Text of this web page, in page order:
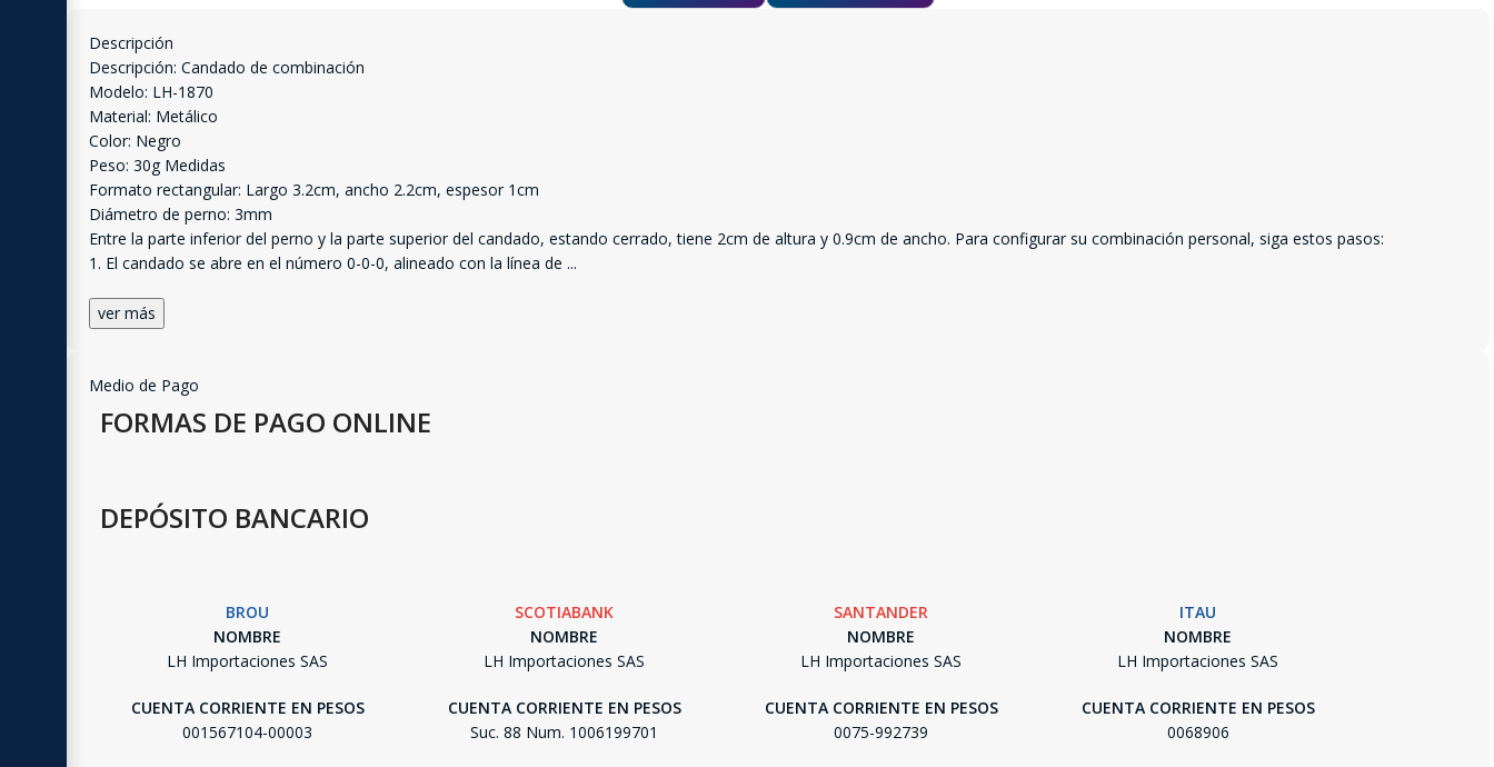
Descripción
Descripción: Candado de combinación
Modelo: LH-1870
Material: Metálico
Color: Negro
Peso: 30g Medidas
Formato rectangular: Largo 3.2cm, ancho 2.2cm, espesor 1cm
Diámetro de perno: 3mm
Entre la parte inferior del perno y la parte superior del candado, estando cerrado, tiene 2cm de altura y 0.9cm de ancho. Para configurar su combinación personal, siga estos pasos:
1. El candado se abre en el número 0-0-0, alineado con la línea de ...
ver más
Medio de Pago
FORMAS DE PAGO ONLINE
DEPÓSITO BANCARIO
BROU
NOMBRE
LH Importaciones SAS
CUENTA CORRIENTE EN PESOS
001567104-00003
SCOTIABANK
NOMBRE
LH Importaciones SAS
CUENTA CORRIENTE EN PESOS
Suc. 88 Num. 1006199701
SANTANDER
NOMBRE
LH Importaciones SAS
CUENTA CORRIENTE EN PESOS
0075-992739
ITAU
NOMBRE
LH Importaciones SAS
CUENTA CORRIENTE EN PESOS
0068906
SEGUÍ COMPRANDO
FINALIZÁ TU COMPRA